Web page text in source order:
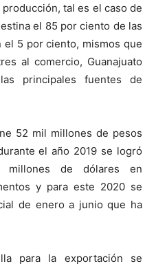
tal es el caso de
el 85 por ciento de las
el 5 por ciento, mismos que
al comercio, Guanajuato
principales fuentes de
52 mil millones de pesos
el año 2019 se logró
de dólares en
y para este 2020 se
de enero a junio que ha
para la exportación se